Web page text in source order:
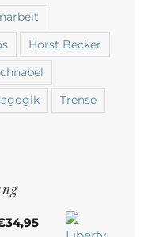
Horst Becker
Trense
34,95